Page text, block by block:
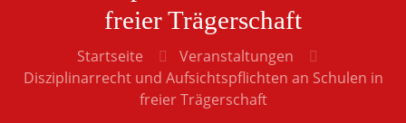
freier Trägerschaft
Startseite
Veranstaltungen
Disziplinarrecht und Aufsichtspflichten an Schulen in
freier Trägerschaft